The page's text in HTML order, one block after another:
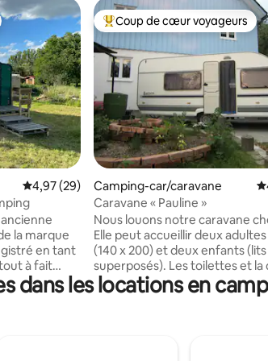
: 4,79 sur 5
Évaluation moyenne sur la base de 29
4,97 (29)
la marque
en tant
à fait
fabriqué en
Coups de cœur voyageurs les
Coup de cœur voyageurs
Camping-car/caravane
Caravane « Pauline »
Nous louons notre caravane
Elle peut accueillir deux adultes
(140 x 200) et deux enfants (lits
superposés). Les toilettes et la
sont situées dans la maison,
caravane. Veuillez apporter des
locataire. La taxe de séjour
dans les locations en